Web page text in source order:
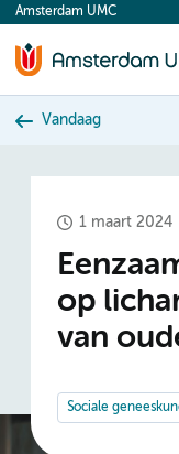
content
Amsterdam UMC
Vandaag
1 maart 2024
op
van
Sociale